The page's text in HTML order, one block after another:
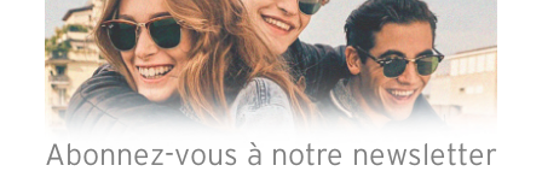
Abonnez-vous à notre newsletter